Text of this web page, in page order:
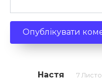
Настя 7